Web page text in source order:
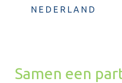
NEDERLAND
Samen een